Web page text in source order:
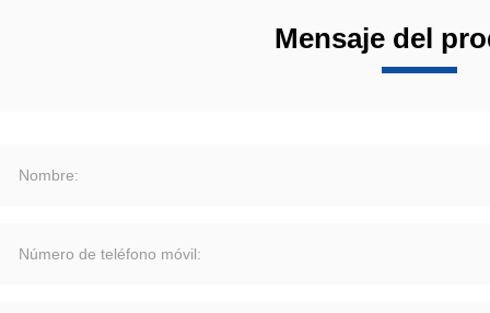
Mensaje del